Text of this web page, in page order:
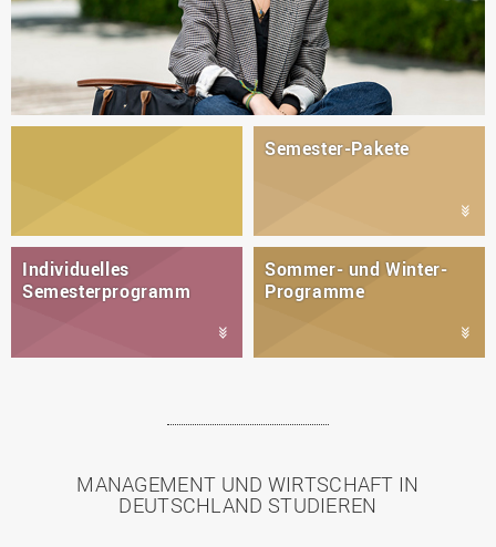
Semester-Pakete
Individuelles
Semesterprogramm
Sommer- und Winter-
Programme
MANAGEMENT UND WIRTSCHAFT IN
DEUTSCHLAND STUDIEREN